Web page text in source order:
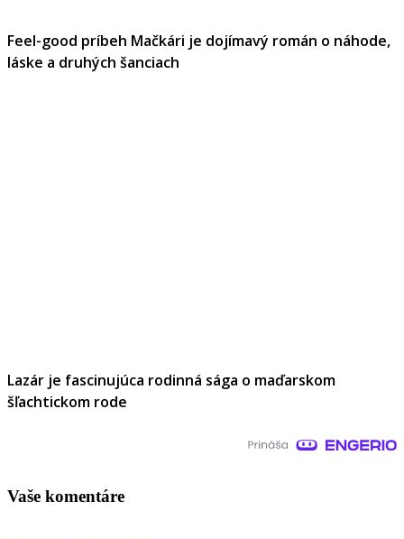
Feel-good príbeh Mačkári je dojímavý román o náhode,
láske a druhých šanciach
Lazár je fascinujúca rodinná sága o maďarskom
šľachtickom rode
Vaše komentáre